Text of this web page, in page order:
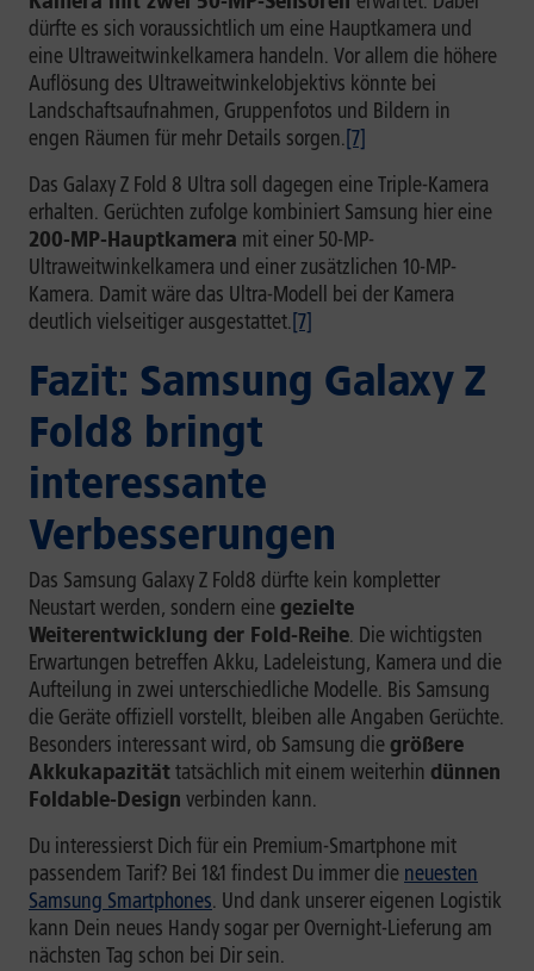
dürfte es sich voraussichtlich um eine Hauptkamera und
eine Ultraweitwinkelkamera handeln. Vor allem die höhere
Auflösung des Ultraweitwinkelobjektivs könnte bei
Landschaftsaufnahmen, Gruppenfotos und Bildern in
engen Räumen für mehr Details sorgen.[7]
Das Galaxy Z Fold 8 Ultra soll dagegen eine Triple-Kamera
erhalten. Gerüchten zufolge kombiniert Samsung hier eine
200-MP-Hauptkamera mit einer 50-MP-
Ultraweitwinkelkamera und einer zusätzlichen 10-MP-
Kamera. Damit wäre das Ultra-Modell bei der Kamera
deutlich vielseitiger ausgestattet.[7]
Fazit: Samsung Galaxy Z
Fold8 bringt
interessante
Verbesserungen
Das Samsung Galaxy Z Fold8 dürfte kein kompletter
Neustart werden, sondern einegezielte
Weiterentwicklung der Fold-Reihe. Die wichtigsten
Erwartungen betreffen Akku, Ladeleistung, Kamera und die
Aufteilung in zwei unterschiedliche Modelle. Bis Samsung
die Geräte offiziell vorstellt, bleiben alle Angaben Gerüchte.
Besonders interessant wird, ob Samsung diegrößere
Akkukapazitättatsächlich mit einem weiterhin dünnen
Foldable-Design verbinden kann.
Du interessierst Dich für ein Premium-Smartphone mit
passendem Tarif? Bei 1&1 findest Du immer die neuesten
Samsung Smartphones. Und dank unserer eigenen Logistik
kann Dein neues Handy sogar per Overnight-Lieferung am
nächsten Tag schon bei Dir sein.